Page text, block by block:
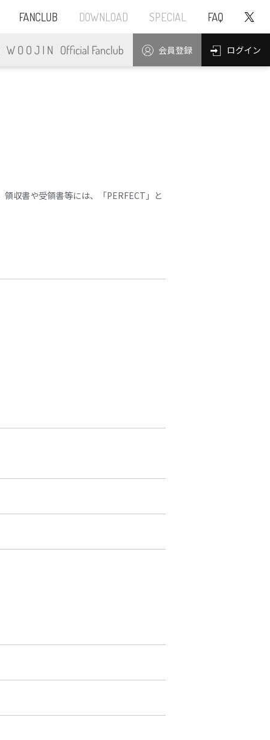
FANCLUB DOWNLOAD SPECIAL FAQ
会員登録 ログイン
収書や受領書等には、「PERFECT」と